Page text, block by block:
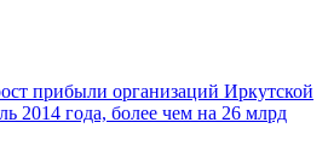
прибыли организаций Иркутской
2014 года, более чем на 26 млрд